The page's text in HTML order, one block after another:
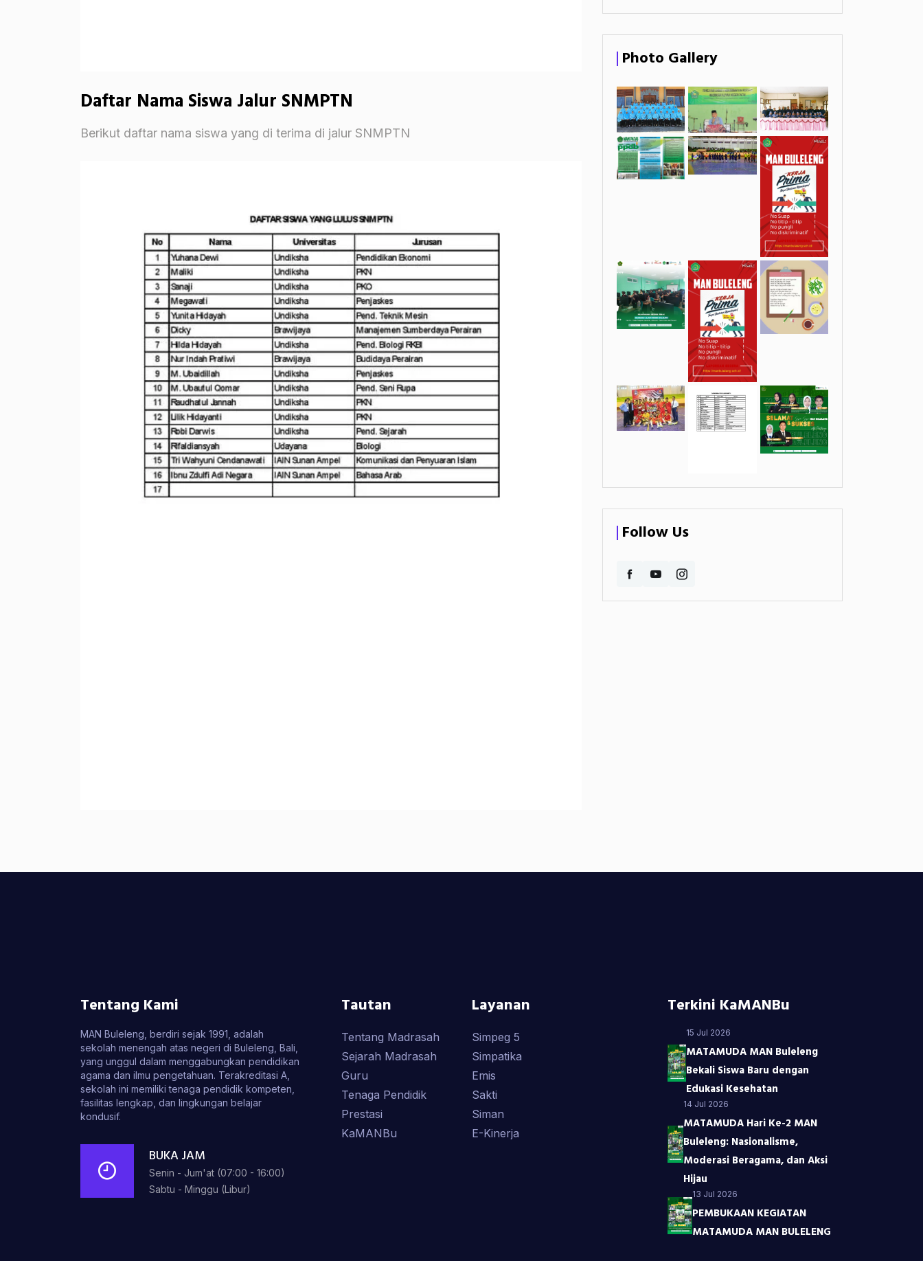
Daftar Nama Siswa Jalur SNMPTN
Berikut daftar nama siswa yang di terima di jalur SNMPTN
Photo Gallery
Follow Us
Tentang Kami
MAN Buleleng, berdiri sejak 1991, adalah
sekolah menengah atas negeri di Buleleng, Bali,
yang unggul dalam menggabungkan pendidikan
agama dan ilmu pengetahuan. Terakreditasi A,
sekolah ini memiliki tenaga pendidik kompeten,
fasilitas lengkap, dan lingkungan belajar
kondusif.
BUKA JAM
Senin - Jum'at (07:00 - 16:00)
Sabtu - Minggu (Libur)
Tautan
Tentang Madrasah
Sejarah Madrasah
Guru
Tenaga Pendidik
Prestasi
KaMANBu
Layanan
Simpeg 5
Simpatika
Emis
Sakti
Siman
E-Kinerja
Terkini KaMANBu
15 Jul 2026
MATAMUDA MAN Buleleng
Bekali Siswa Baru dengan
Edukasi Kesehatan
14 Jul 2026
MATAMUDA Hari Ke-2 MAN
Buleleng: Nasionalisme,
Moderasi Beragama, dan Aksi
Hijau
13 Jul 2026
PEMBUKAAN KEGIATAN
MATAMUDA MAN BULELENG